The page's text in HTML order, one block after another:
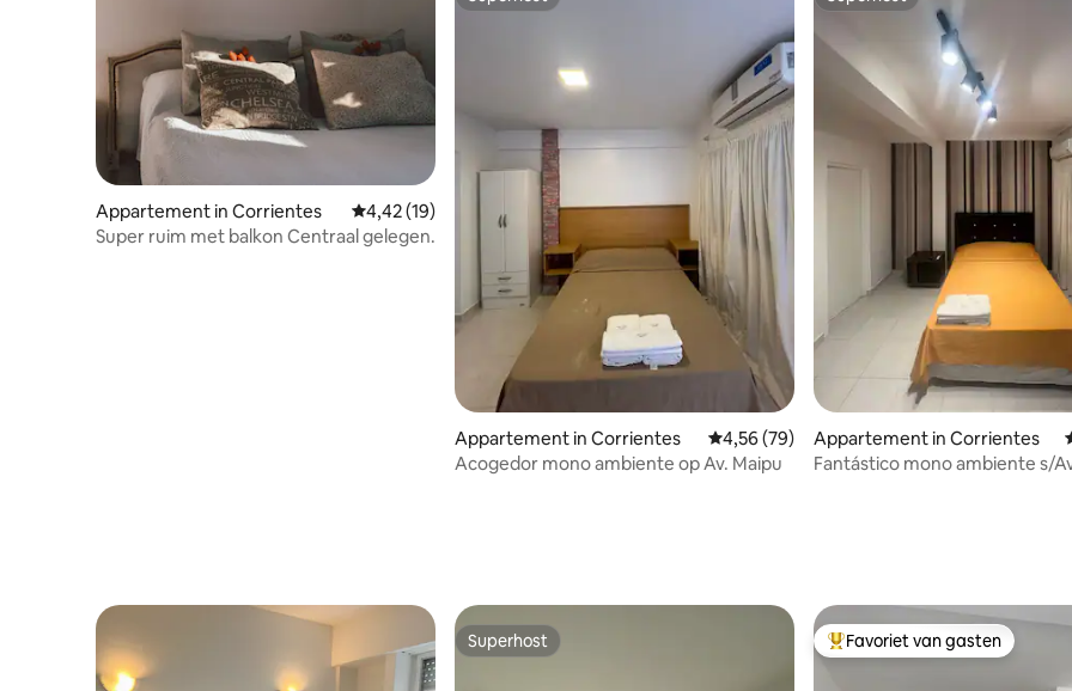
Appartement in Corrientes Gemiddelde beoordeling van 4,42 uit 5, 19 recensies
4,42 (19)
Super ruim met balkon Centraal gelegen.
Superhost
Appartement in Corrientes Gemiddelde beoordeling van 4,56 uit 5, 79
4,56 (79)
Acogedor mono ambiente op Av. Maipu
Superhost
Appartement in Corrientes
Fantástico mono ambiente s/
Superhost
Superhost Topfavoriet van gasten
Favoriet van gasten